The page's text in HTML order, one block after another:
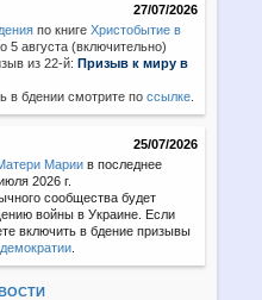
27/07/2026
по книгеХристобытие в
5 августа (включительно)
из 22-й:Призыв к миру в
в бдении смотрите поссылке
25/07/2026
Марии в последнее
2026 г.
сообщества будет
войны в Украине. Если
включить в бдение призывы